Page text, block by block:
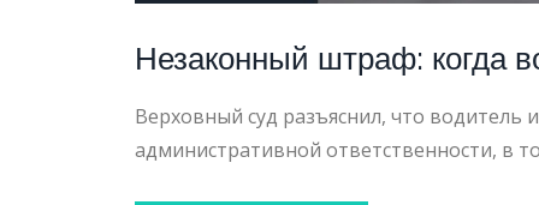
Незаконный штраф: когда
Верховный суд разъяснил, что
административной ответственности, в